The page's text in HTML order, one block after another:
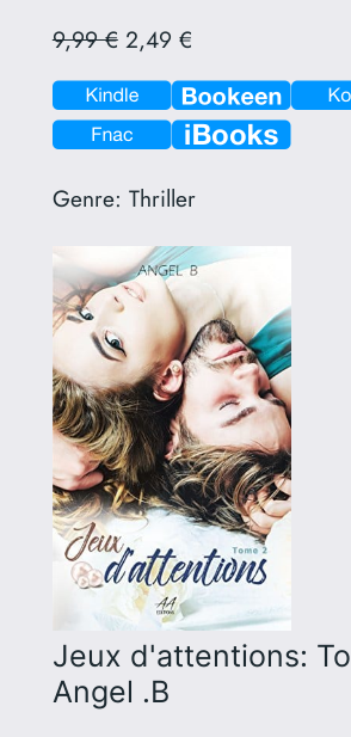
9,99 €2,49 €
Genre: Thriller
Jeux d'attentions:
Angel .B